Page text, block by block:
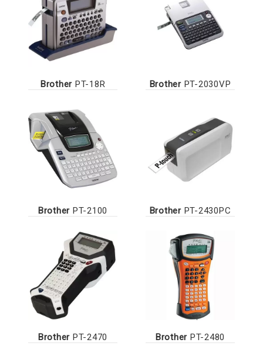
Brother PT-18R BrotherPT-2030VP
Brother PT-2100 BrotherPT-2430PC
Brother PT-2470 Brother PT-2480